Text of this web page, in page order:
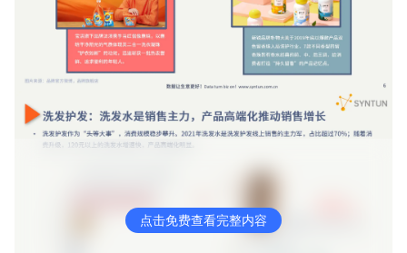
有赞云 数据通服务
点击免费查看完整内容